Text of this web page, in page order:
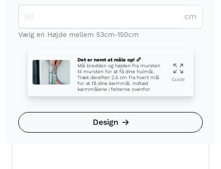
cm
Vælg en Højde mellem 53cm-150cm
Det er nemt at måle op! 📏
Mål bredden og højden fra mursten
til mursten for at få dine hulmål.
Træk derefter 2,5 cm fra hvert mål
for at få dine karmmål. Indtast
karmmålene i felterne ovenfor.
Guide
Design